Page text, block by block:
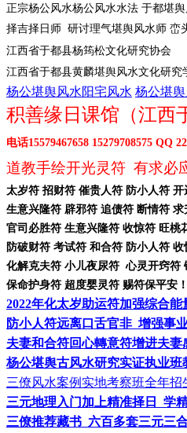
正宗杨公风水杨公风水水法 于都堪
择吉择日师 研讨理气堪舆风水师 峦
江西省于都县杨筠松文化研究协会
江西省于都县黄麟堪舆风水文化研究
杨公堪舆风水阳宅风水 杨公堪
积善缘日课馆（江西
电话15579467658 15279708575 QQ
道教手绘开光灵符 有求必
太岁符 招财符 催贵人符 防小人符
生意兴隆符 辟邪符 追债符 断情符
官司必胜符 生意兴隆符 收惊符 旺桃
防破财符 考试符 和合符 防小人符
化解克夫符 小儿夜尿符 心灵开窍符
保命护身符 超度婴灵符 赐符保平安
2022年化太岁助运符加强综合能
防小人符远离口舌官非 增强事
夫妻和合符回心轉意符增进夫妻
杨公堪舆古风水研究实证执业班
三僚风水案例实地考察班全年招
三元地理入门加上精准择日
学
三僚推荐藏书 六百多套三元三